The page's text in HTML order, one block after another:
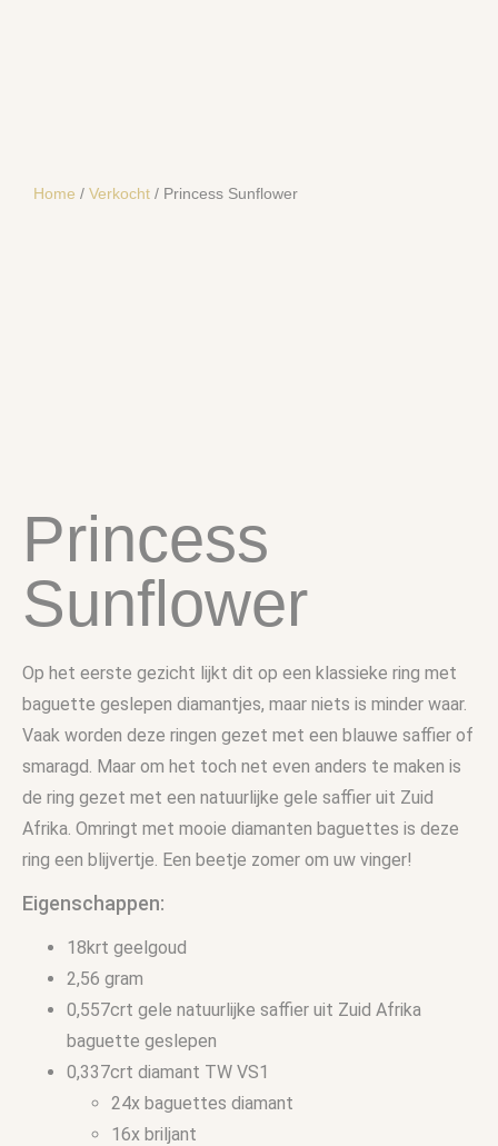
Home / Verkocht / Princess Sunflower
Princess
Sunflower
Op het eerste gezicht lijkt dit op een klassieke ring met
baguette geslepen diamantjes, maar niets is minder waar.
Vaak worden deze ringen gezet met een blauwe saffier of
smaragd. Maar om het toch net even anders te maken is
de ring gezet met een natuurlijke gele saffier uit Zuid
Afrika. Omringt met mooie diamanten baguettes is deze
ring een blijvertje. Een beetje zomer om uw vinger!
Eigenschappen:
18krt geelgoud
2,56 gram
0,557crt gele natuurlijke saffier uit Zuid Afrika
baguette geslepen
0,337crt diamant TW VS1
24x baguettes diamant
16x briljant